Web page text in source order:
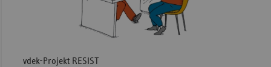
vdek-Projekt RESIST